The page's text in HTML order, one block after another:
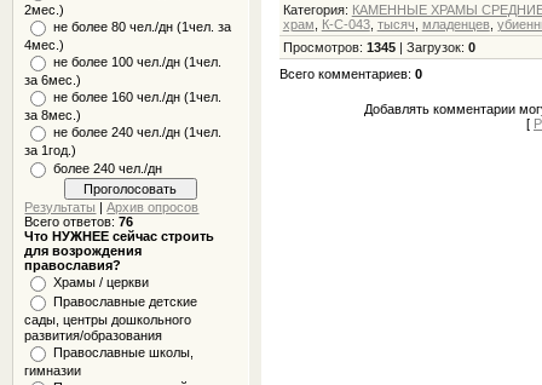
2мес.)
не более 80 чел./дн (1чел. за
4мес.)
не более 100 чел./дн (1чел.
за 6мес.)
не более 160 чел./дн (1чел.
за 8мес.)
не более 240 чел./дн (1чел.
за 1год.)
более 240 чел./дн
Результаты |Архив опросов
Всего ответов:76
Что НУЖНЕЕ сейчас строить
для возрождения
православия?
Храмы / церкви
Православные детские
сады, центры дошкольного
развития/образования
Православные школы,
гимназии
Категория: КАМЕННЫЕ ХРАМЫ СРЕДНИЕ
храм
К-С-043, тысяч младенцев,
Просмотров: 1345| Загрузок: 0
Всего комментариев: 0
Добавлять комментарии
[